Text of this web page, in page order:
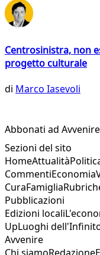
Centrosinistra, non
progetto culturale
di Marco Iasevoli
Abbonati ad Avvenire
Sezioni del sito
HomeAttualità
CommentiEconomia
CuraFamiglia
Pubblicazioni
Edizioni locali
UpLuoghi
Avvenire